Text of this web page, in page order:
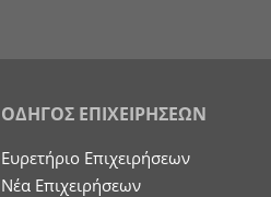
ΟΔΗΓΟΣ ΕΠΙΧΕΙΡΗΣΕΩΝ
Ευρετήριο Επιχειρήσεων
Nέα Επιχειρήσεων